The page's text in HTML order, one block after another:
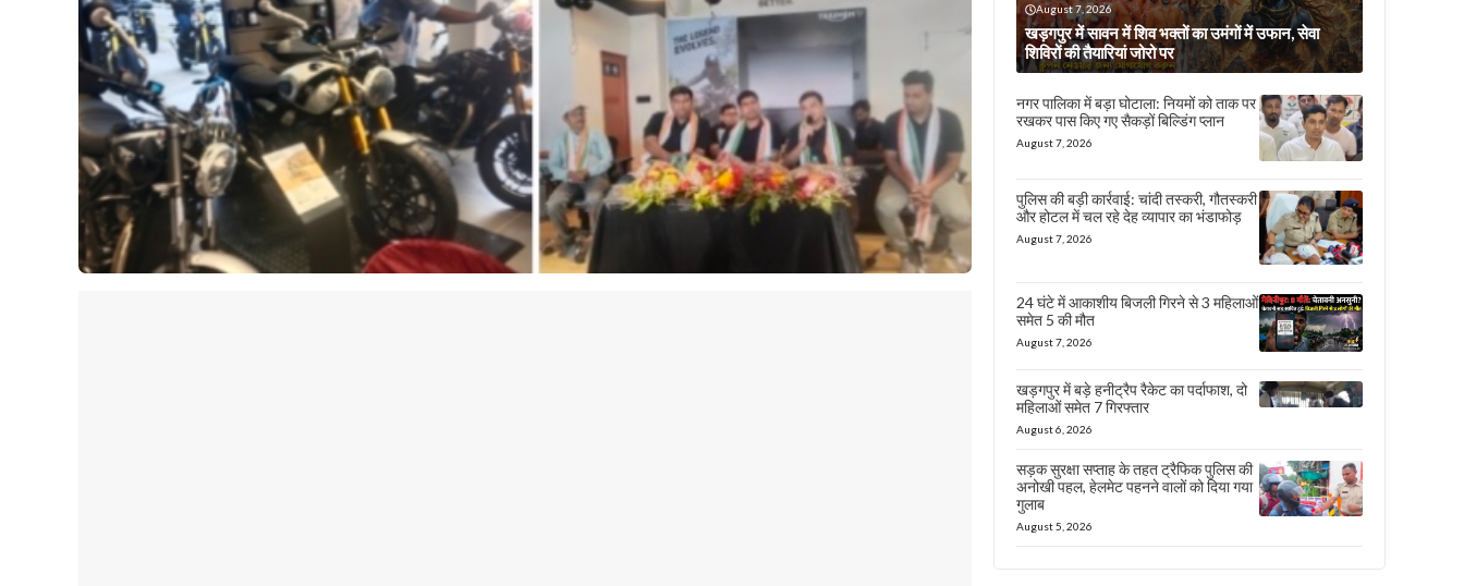
August 7, 2026
खड़गपुर में सावन में शिव भक्तों का उमंगों में उफान, सेवा
शिविरों की तैयारियां जोरो पर
नगर पालिका में बड़ा घोटाला: नियमों को ताक पर
रखकर पास किए गए सैकड़ों बिल्डिंग प्लान
August 7, 2026
पुलिस की बड़ी कार्रवाई: चांदी तस्करी, गौतस्करी
और होटल में चल रहे देह व्यापार का भंडाफोड़
August 7, 2026
24 घंटे में आकाशीय बिजली गिरने से 3 महिलाओं
समेत 5 की मौत
August 7, 2026
खड़गपुर में बड़े हनीट्रैप रैकेट का पर्दाफाश, दो
महिलाओं समेत 7 गिरफ्तार
August 6, 2026
सड़क सुरक्षा सप्ताह के तहत ट्रैफिक पुलिस की
अनोखी पहल, हेलमेट पहनने वालों को दिया गया
गुलाब
August 5, 2026